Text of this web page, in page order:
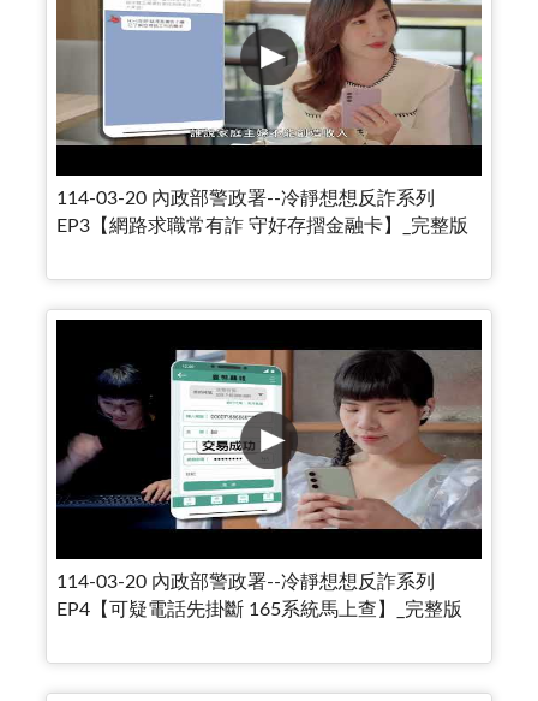
114-03-20 內政部警政署--冷靜想想反詐系列
EP3【網路求職常有詐 守好存摺金融卡】_完整版
114-03-20 內政部警政署--冷靜想想反詐系列
EP4【可疑電話先掛斷 165系統馬上查】_完整版